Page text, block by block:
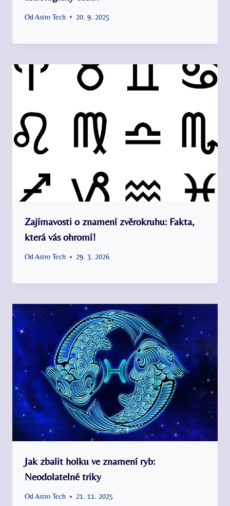
Od Astro Tech 20. 9. 2025
Zajímavosti o znamení zvěrokruhu: Fakta,
která vás ohromí!
Od Astro Tech 29. 3. 2026
Jak zbalit holku ve znamení ryb:
Neodolatelné triky
OdAstro Tech 21. 11. 2025